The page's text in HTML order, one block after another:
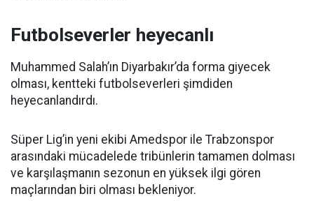
Futbolseverler heyecanlı
Muhammed Salah’ın Diyarbakır’da forma giyecek
olması, kentteki futbolseverleri şimdiden
heyecanlandırdı.
Süper Lig’in yeni ekibi Amedspor ile Trabzonspor
arasındaki mücadelede tribünlerin tamamen dolması
ve karşılaşmanın sezonun en yüksek ilgi gören
maçlarından biri olması bekleniyor.